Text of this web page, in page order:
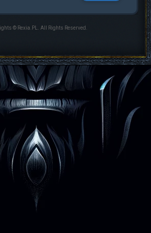
© Rexia.PL. All Rights Reserved.